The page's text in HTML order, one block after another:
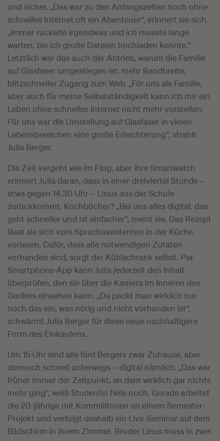
und sicher. „Das war zu den Anfangszeiten noch ohne
schnelles Internet oft ein Abenteuer“, erinnert sie sich.
„Immer ruckelte irgendwas und ich musste lange
warten, bis ich große Dateien hochladen konnte.“
Letztlich war das auch der Antrieb, warum die Familie
auf Glasfaser umgestiegen ist: mehr Bandbreite,
blitzschneller Zugang zum Web. „Für uns als Familie,
aber auch für meine Selbstständigkeit kann ich mir ein
Leben ohne schnelles Internet nicht mehr vorstellen.
Für uns war die Umstellung auf Glasfaser in vielen
Lebensbereichen eine große Erleichterung“, strahlt
Julia Berger.
Die Zeit vergeht wie im Flug, aber ihre Smartwatch
erinnert Julia daran, dass in einer dreiviertel Stunde –
etwa gegen 14.30 Uhr – Linus aus der Schule
zurückkommt. Kochbücher? „Bei uns alles digital, das
geht schneller und ist einfacher“, meint sie. Das Rezept
lässt sie sich vom Sprachassistenten in der Küche
vorlesen. Dafür, dass alle notwendigen Zutaten
vorhanden sind, sorgt der Kühlschrank selbst. Per
Smartphone-App kann Julia jederzeit den Inhalt
überprüfen, den sie über die Kamera im Inneren des
Gerätes einsehen kann. „Da packt man wirklich nur
noch das ein, was nötig und nicht vorhanden ist“,
schwärmt Julia Berger für diese neue nachhaltigere
Form des Einkaufens.
Um 15 Uhr sind alle fünf Bergers zwar Zuhause, aber
dennoch schnell unterwegs – digital nämlich. „Das war
früher immer der Zeitpunkt, an dem wirklich gar nichts
mehr ging“, weiß Studentin Nele noch. Gerade arbeitet
die 20-jährige mit Kommilitonen an einem Semester-
Projekt und verfolgt deshalb ein Live-Seminar auf dem
Bildschirm in ihrem Zimmer. Bruder Linus muss in zwei